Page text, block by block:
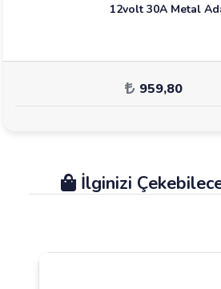
12volt 30A Metal
959,80
İlginizi